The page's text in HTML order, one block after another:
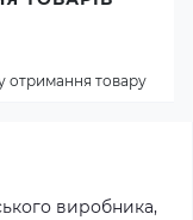
виробника,
отримання товару